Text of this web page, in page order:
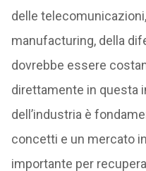
delle
manufacturing, della
dovrebbe essere
direttamente in questa
dell’industria è
concetti e un mercato
importante per